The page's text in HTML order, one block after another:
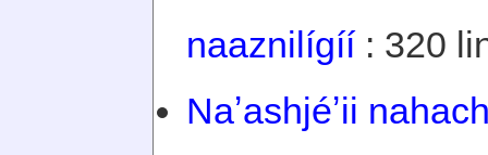
naaznilígíí: 320
Naʼashjéʼii